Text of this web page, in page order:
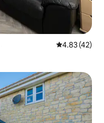
Ukadiriaji wa
4.83 (42)